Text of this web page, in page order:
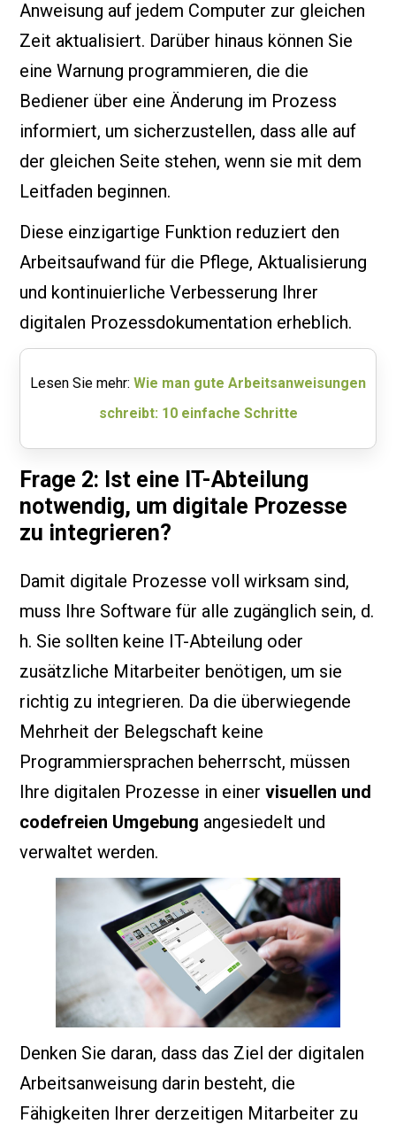
Anweisung auf jedem Computer zur gleichen
Zeit aktualisiert. Darüber hinaus können Sie
eine Warnung programmieren, die die
Bediener über eine Änderung im Prozess
informiert, um sicherzustellen, dass alle auf
der gleichen Seite stehen, wenn sie mit dem
Leitfaden beginnen.
Diese einzigartige Funktion reduziert den
Arbeitsaufwand für die Pflege, Aktualisierung
und kontinuierliche Verbesserung Ihrer
digitalen Prozessdokumentation erheblich.
Lesen Sie mehr: Wie man gute Arbeitsanweisungen
schreibt: 10 einfache Schritte
Frage 2: Ist eine IT-Abteilung
notwendig, um digitale Prozesse
zu integrieren?
Damit digitale Prozesse voll wirksam sind,
muss Ihre Software für alle zugänglich sein, d.
h. Sie sollten keine IT-Abteilung oder
zusätzliche Mitarbeiter benötigen, um sie
richtig zu integrieren. Da die überwiegende
Mehrheit der Belegschaft keine
Programmiersprachen beherrscht, müssen
Ihre digitalen Prozesse in einervisuellen und
codefreien Umgebung angesiedelt und
verwaltet werden.
Denken Sie daran, dass das Ziel der digitalen
Arbeitsanweisung darin besteht, die
Fähigkeiten Ihrer derzeitigen Mitarbeiter zu